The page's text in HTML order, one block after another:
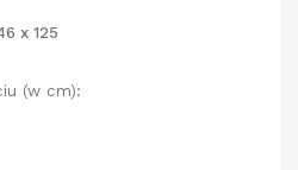
x 125
(w cm):